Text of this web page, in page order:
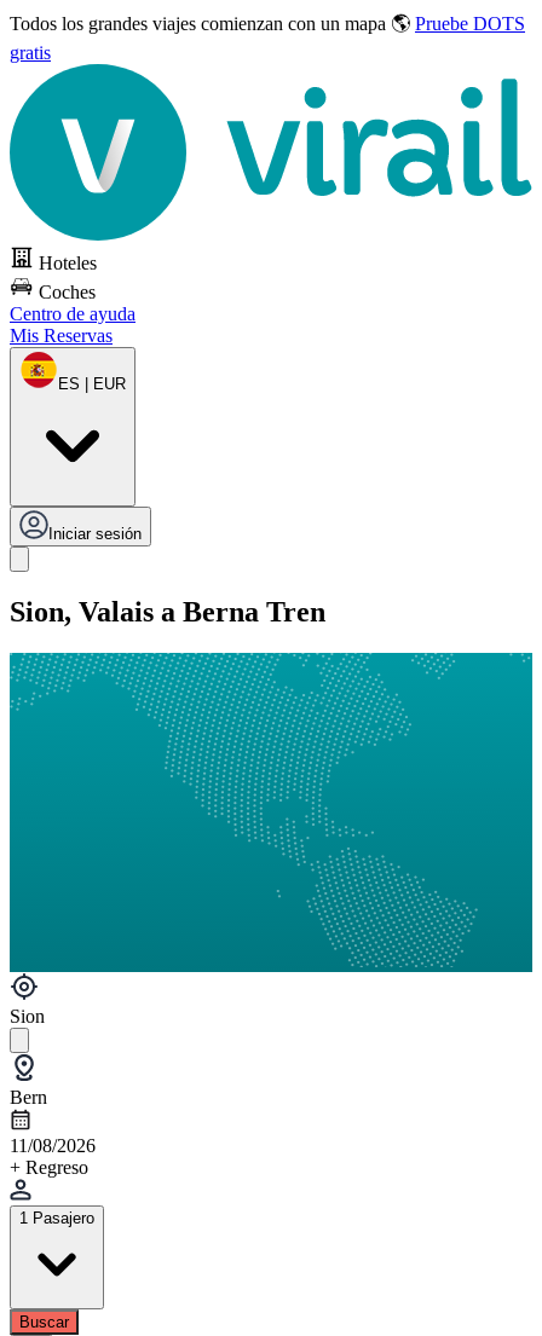
Todos los grandes viajes comienzan con un mapa 🌎 Pruebe DOTS
gratis
Hoteles
Coches
Centro de ayuda
Mis Reservas
ES | EUR
Iniciar sesión
Sion, Valais a Berna Tren
Sion
Bern
11/08/2026
+ Regreso
1 Pasajero
Buscar